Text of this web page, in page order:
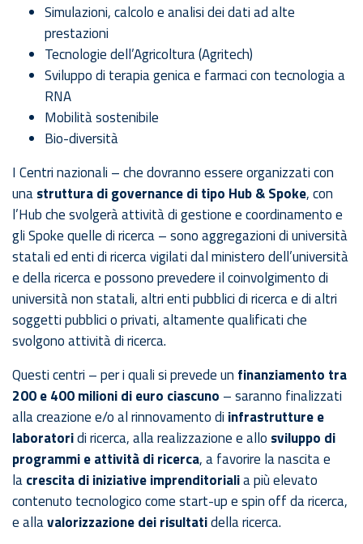
Simulazioni, calcolo e analisi dei dati ad alte
prestazioni
Tecnologie dell’Agricoltura (Agritech)
Sviluppo di terapia genica e farmaci con tecnologia a
RNA
Mobilità sostenibile
Bio-diversità
I Centri nazionali – che dovranno essere organizzati con
unastruttura di governance di tipo Hub & Spoke, con
l’Hub che svolgerà attività di gestione e coordinamento e
gli Spoke quelle di ricerca – sono aggregazioni di università
statali ed enti di ricerca vigilati dal ministero dell’università
e della ricerca e possono prevedere il coinvolgimento di
università non statali, altri enti pubblici di ricerca e di altri
soggetti pubblici o privati, altamente qualificati che
svolgono attività di ricerca.
Questi centri – per i quali si prevede un finanziamento tra
200 e 400 milioni di euro ciascuno – saranno finalizzati
alla creazione e/o al rinnovamento di infrastrutture e
laboratoridi ricerca, alla realizzazione e allo sviluppo di
programmi e attività di ricerca, a favorire la nascita e
lacrescita di iniziative imprenditorialia più elevato
contenuto tecnologico come start-up e spin off da ricerca,
e allavalorizzazione dei risultatidella ricerca.